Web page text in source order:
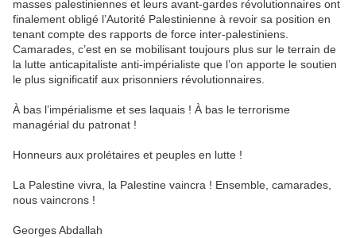
masses palestiniennes et leurs avant-gardes révolutionnaires ont
finalement obligé l’Autorité Palestinienne à revoir sa position en
tenant compte des rapports de force inter-palestiniens.
Camarades, c’est en se mobilisant toujours plus sur le terrain de
la lutte anticapitaliste anti-impérialiste que l’on apporte le soutien
le plus significatif aux prisonniers révolutionnaires.
À bas l’impérialisme et ses laquais ! À bas le terrorisme
managérial du patronat !
Honneurs aux prolétaires et peuples en lutte !
La Palestine vivra, la Palestine vaincra ! Ensemble, camarades,
nous vaincrons !
Georges Abdallah